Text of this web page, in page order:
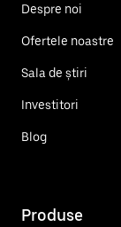
Despre noi
Ofertele noastre
Sala de știri
Investitori
Blog
Produse